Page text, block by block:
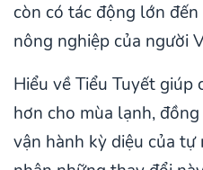
còn có tác động lớn
nông nghiệp của người
Hiểu về Tiểu Tuyết
hơn cho mùa lạnh,
vận hành kỳ diệu của tự